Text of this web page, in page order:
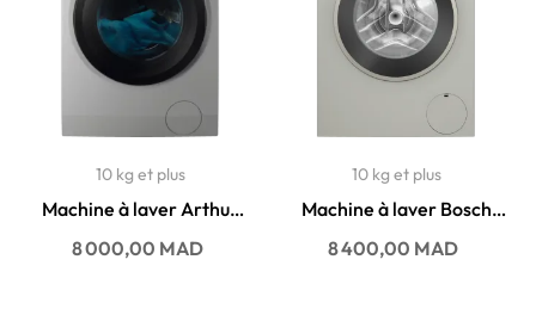
10 kg et plus
Machine à laver Arthur
martin 10KG 1600 t/min...
Prix
8 000,00 MAD
10 kg et plus
Machine à laver Bosch
10KG 1400 t/min
WGA254AXEG
Prix
8 400,00 MAD